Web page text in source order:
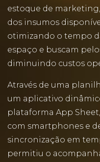
estoque de
dos insumos
otimizando o tempo
espaço e buscam
diminuindo custos
Através de uma
um aplicativo
plataforma App
com smartphones e
sincronização em
permitiu o